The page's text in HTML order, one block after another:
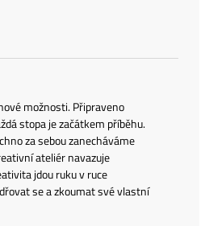
možnosti. Připraveno
stopa je začátkem příběhu.
za sebou zanecháváme
ateliér navazuje
jdou ruku v ruce
se a zkoumat své vlastní